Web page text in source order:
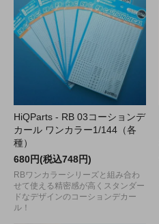
HiQParts - RB 03コーションデ
カール ワンカラー1/144（各
種）
680円(税込748円)
RBワンカラーシリーズと組み合わ
せて使える精密感が高くスタンダー
ドなデザインのコーションデカー
ル！